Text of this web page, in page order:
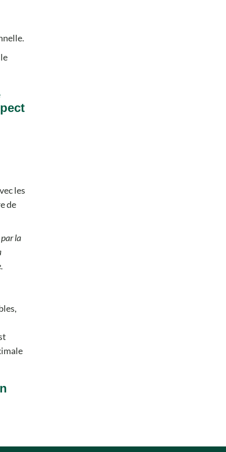
les
de
la